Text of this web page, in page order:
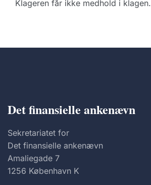
Klageren får ikke medhold i klagen.
Det finansielle ankenævn
Sekretariatet for
Det finansielle ankenævn
Amaliegade 7
1256 København K